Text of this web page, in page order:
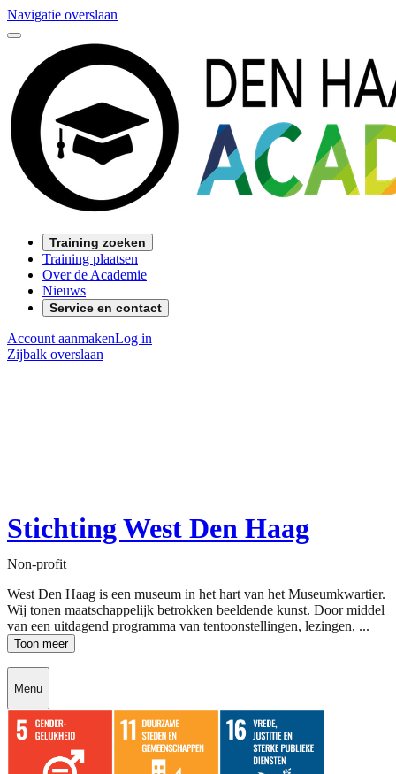
Navigatie overslaan
Training zoeken
Training plaatsen
Over de Academie
Nieuws
Service en contact
Account aanmakenLog in
Zijbalk overslaan
Stichting West Den Haag
Non-profit
West Den Haag is een museum in het hart van het Museumkwartier.
Wij tonen maatschappelijk betrokken beeldende kunst. Door middel
van een uitdagend programma van tentoonstellingen, lezingen, ...
Toon meer
Menu